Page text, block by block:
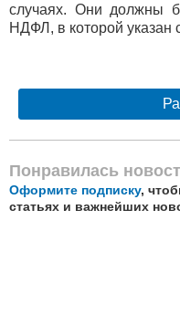
случаях. Они должны
НДФЛ, в которой указан
Понравилась
Оформите подписку,
статьях и важнейших